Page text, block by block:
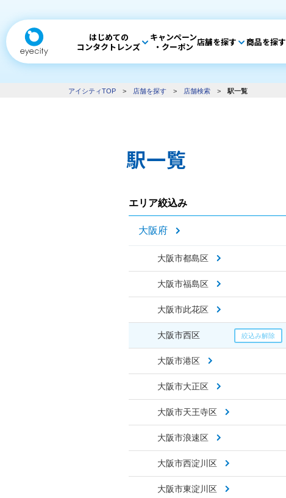
はじめての
コンタクトレンズ
キャンペーン
・クーポン 店舗を探す 商品を探す
アイシティTOP > 店舗を探す > 店舗検索 > 駅一覧
駅一覧
エリア絞込み
大阪府
大阪市都島区
大阪市福島区
大阪市此花区
大阪市西区
大阪市港区
大阪市大正区
大阪市天王寺区
大阪市浪速区
大阪市西淀川区
大阪市東淀川区